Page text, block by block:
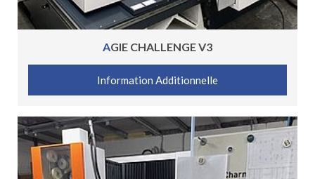
AGIE CHALLENGE V3
Information Additionnelle